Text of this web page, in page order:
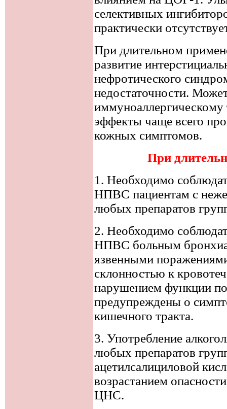
селективных
практически
При длительном
развитие
нефротического
недостаточности.
эффекты чаще всего
кожных симптомов.
При
1. Необходимо
НПВС пациентам с
любых препаратов
2. Необходимо
НПВС больным
язвенными
склонностью к
нарушением функции
предупреждены о
кишечного тракта.
3. Употребление
любых препаратов
ацетилсалициловой
возрастанием
ЦНС.